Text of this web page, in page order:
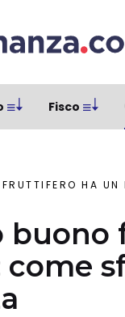
Fisco
UN BONUS EXTRA AL
come